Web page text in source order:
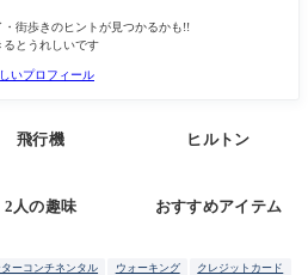
街歩きのヒントが見つかるかも!!
るとうれしいです
いプロフィール
飛行機 ヒルトン
2人の趣味 おすすめアイテム
ターコンチネンタル ウォーキング
クレジットカード